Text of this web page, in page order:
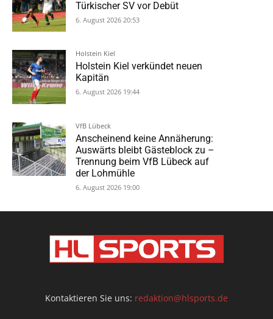
Türkischer SV vor Debüt
6. August 2026 20:53
Holstein Kiel
Holstein Kiel verkündet neuen
Kapitän
6. August 2026 19:44
VfB Lübeck
Anscheinend keine Annäherung:
Auswärts bleibt Gästeblock zu –
Trennung beim VfB Lübeck auf
der Lohmühle
6. August 2026 19:00
Kontaktieren Sie uns: redaktion@hlsports.de